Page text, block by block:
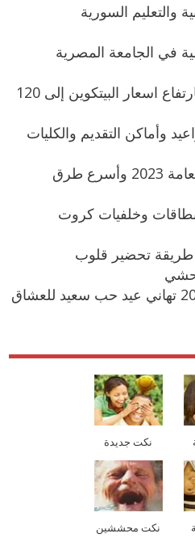
والتعليم السورية
في الجامعة المصرية
ستاندرد تشارترد: توقعات بارتفاع اسعار البيتكوين إلى 120
القدرات 2023 مواعيد وأماكن التقديم والكليات
موعد ظهور نتيجة الثانوية العامة 2023 وأسرع طرق
تحميل بطاقات وخلفيات كروت
تحضير قلوب
نكت جديدة
نكت محششين